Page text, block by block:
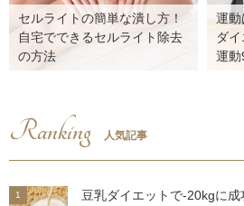
セルライトの簡単な潰し方！
自宅でできるセルライト除去
の方法
運動
ダ
運動
Ranking 人気記事
豆乳ダイエットで-20kgに